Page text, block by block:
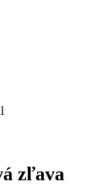
zľava